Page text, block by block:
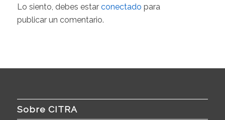
Lo siento, debes estar conectado para
publicar un comentario.
Sobre CITRA